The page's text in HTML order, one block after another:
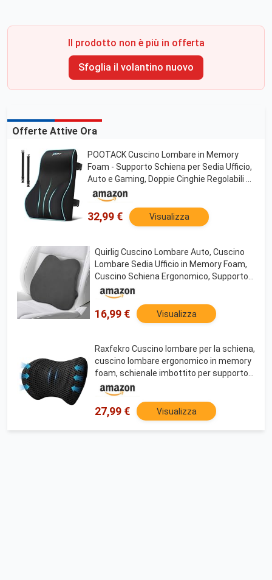
Il prodotto non è più in offerta
Sfoglia il volantino nuovo
Offerte Attive Ora
POOTACK Cuscino Lombare in Memory
Foam - Supporto Schiena per Sedia Ufficio,
Auto e Gaming, Doppie Cinghie Regolabili e
Rivestimento Traspirante
32,99 € Visualizza
Quirlig Cuscino Lombare Auto, Cuscino
Lombare Sedia Ufficio in Memory Foam,
Cuscino Schiena Ergonomico, Supporto
Lombare per Auto, Ufficio, Grigio
16,99 € Visualizza
Raxfekro Cuscino lombare per la schiena,
cuscino lombare ergonomico in memory
foam, schienale imbottito per supporto
posteriore, cuscino lombare per sedili
auto e sedie da ufficio (Nero)
27,99 € Visualizza